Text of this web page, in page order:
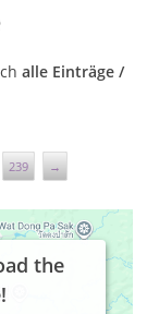
alle Einträge /
239 →
the